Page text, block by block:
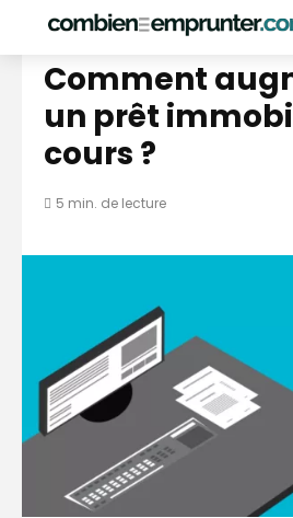
PRÊT IMMOBILIER
Comment
un prêt
cours ?
5 min. de lecture